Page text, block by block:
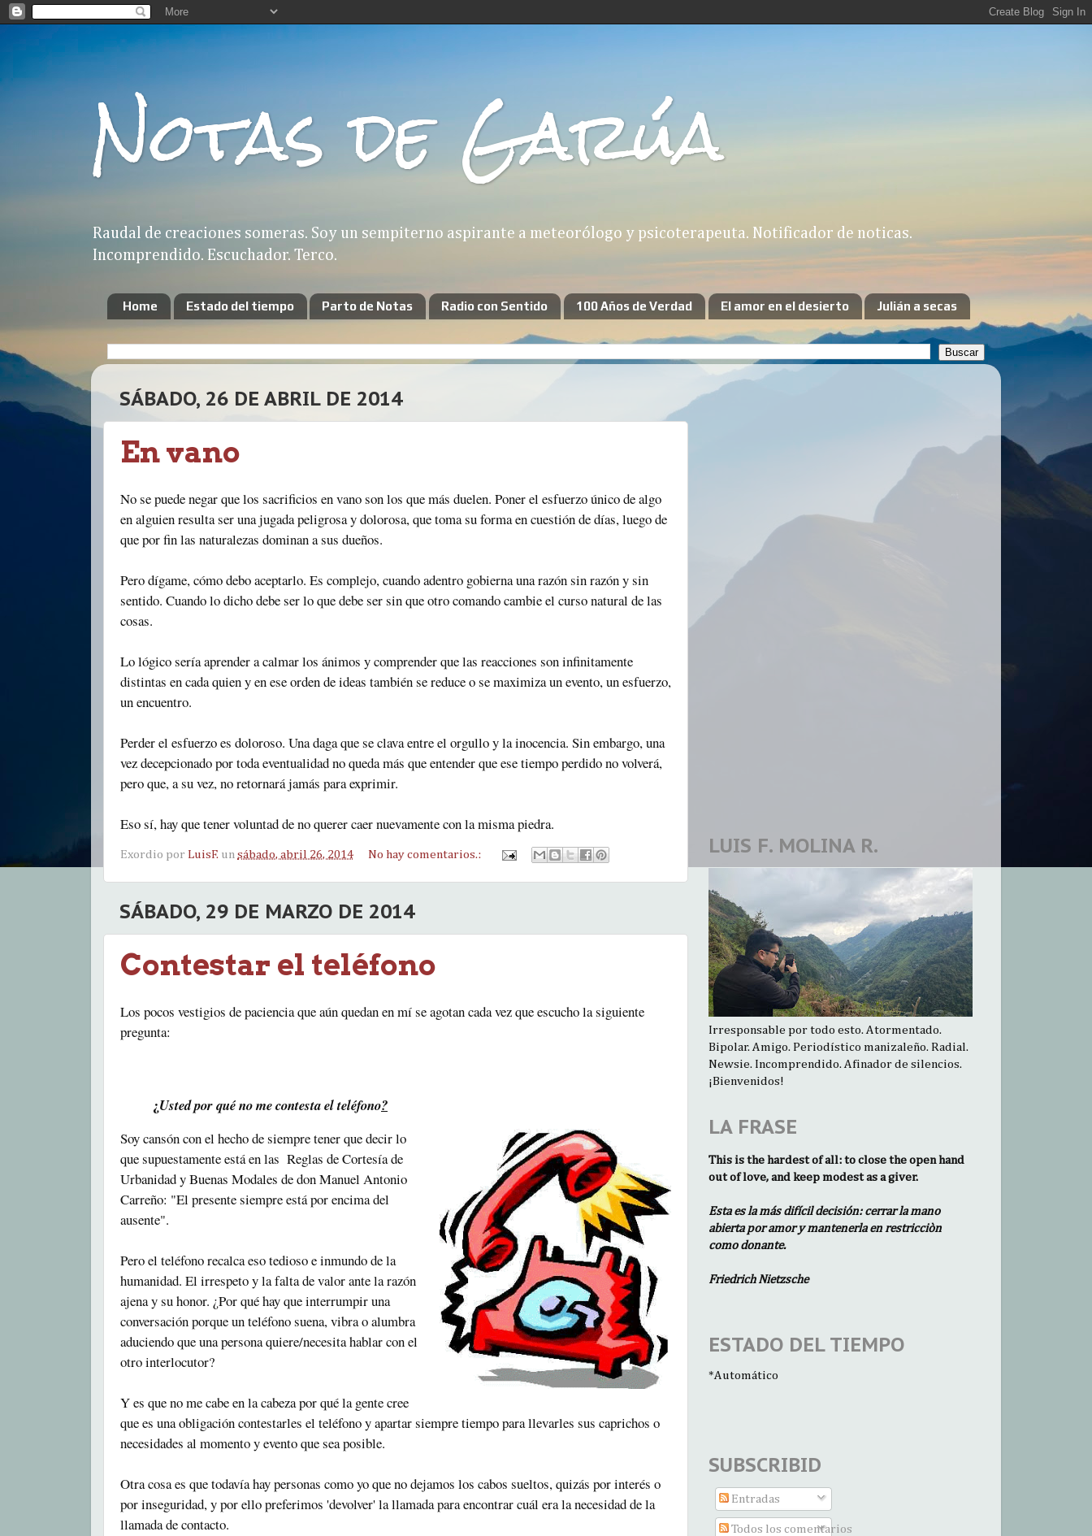
Notas de Garúa
Raudal de creaciones someras. Soy un sempiterno aspirante a meteorólogo y psicoterapeuta. Notificador de noticas.
Incomprendido. Escuchador. Terco.
Home Estado del tiempo Parto de Notas Radio con Sentido 100 Años de Verdad El amor en el desierto Julián a secas
SÁBADO, 26 DE ABRIL DE 2014
En vano
No se puede negar que los sacrificios en vano son los que más duelen. Poner el esfuerzo único de algo
en alguien resulta ser una jugada peligrosa y dolorosa, que toma su forma en cuestión de días, luego de
que por fin las naturalezas dominan a sus dueños.
Pero dígame, cómo debo aceptarlo. Es complejo, cuando adentro gobierna una razón sin razón y sin
sentido. Cuando lo dicho debe ser lo que debe ser sin que otro comando cambie el curso natural de las
cosas.
Lo lógico sería aprender a calmar los ánimos y comprender que las reacciones son infinitamente
distintas en cada quien y en ese orden de ideas también se reduce o se maximiza un evento, un esfuerzo,
un encuentro.
Perder el esfuerzo es doloroso. Una daga que se clava entre el orgullo y la inocencia. Sin embargo, una
vez decepcionado por toda eventualidad no queda más que entender que ese tiempo perdido no volverá,
pero que, a su vez, no retornará jamás para exprimir.
Eso sí, hay que tener voluntad de no querer caer nuevamente con la misma piedra.
Exordio por LuisF. un sábado, abril 26, 2014 No hay comentarios.:
SÁBADO, 29 DE MARZO DE 2014
Contestar el teléfono
Los pocos vestigios de paciencia que aún quedan en mí se agotan cada vez que escucho la siguiente
pregunta:
¿Usted por qué no me contesta el teléfono?
Soy cansón con el hecho de siempre tener que decir lo
que supuestamente está en las Reglas de Cortesía de
Urbanidad y Buenas Modales de don Manuel Antonio
Carreño: "El presente siempre está por encima del
ausente".
Pero el teléfono recalca eso tedioso e inmundo de la
humanidad. El irrespeto y la falta de valor ante la razón
ajena y su honor. ¿Por qué hay que interrumpir una
conversación porque un teléfono suena, vibra o alumbra
aduciendo que una persona quiere/necesita hablar con el
otro interlocutor?
Y es que no me cabe en la cabeza por qué la gente cree
que es una obligación contestarles el teléfono y apartar siempre tiempo para llevarles sus caprichos o
necesidades al momento y evento que sea posible.
Otra cosa es que todavía hay personas como yo que no dejamos los cabos sueltos, quizás por interés o
por inseguridad, y por ello preferimos 'devolver' la llamada para encontrar cuál era la necesidad de la
llamada de contacto.
LUIS F. MOLINA R.
Irresponsable por todo esto. Atormentado.
Bipolar. Amigo. Periodístico manizaleño. Radial.
Newsie. Incomprendido. Afinador de silencios.
¡Bienvenidos!
LA FRASE
This is the hardest of all: to close the open hand
out of love, and keep modest as a giver.
Esta es la más difícil decisión: cerrar la mano
abierta por amor y mantenerla en restricciòn
como donante.
Friedrich Nietzsche
ESTADO DEL TIEMPO
*Automático
SUBSCRIBID
Entradas
Todos los comentarios